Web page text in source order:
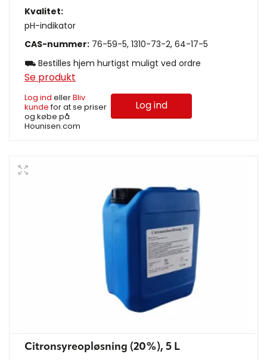
Kvalitet:
pH-indikator
CAS-nummer: 76-59-5, 1310-73-2, 64-17-5
⛟ Bestilles hjem hurtigst muligt ved ordre
Se produkt
Log ind ellerBliv
kundefor at se priser
og købe på
Hounisen.com
Log ind
Citronsyreopløsning (20%), 5 L